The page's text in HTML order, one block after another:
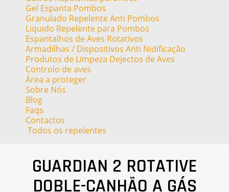
Gel Espanta Pombos
Granulado Repelente Anti Pombos
Liquido Repelente para Pombos
Espantalhos de Aves Rotativos
Armadilhas / Dispositivos Anti Nidificação
Produtos de Limpeza Dejectos de Aves
Controlo de aves
Área a proteger
Sobre Nós
Blog
Faqs
Contactos
Todos os repelentes
GUARDIAN 2 ROTATIVE
DOBLE-CANHÃO A GÁS